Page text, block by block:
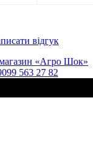
відгук
099 563 27 82